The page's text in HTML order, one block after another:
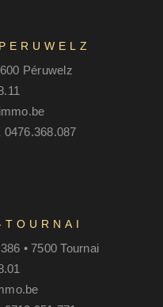
Péruwelz
0476.368.087
• 7500 Tournai